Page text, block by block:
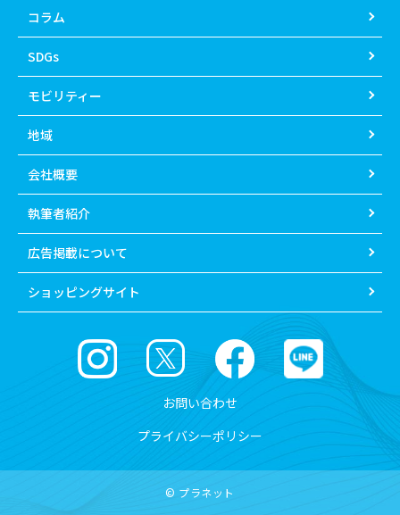
コラム
SDGs
モビリティー
地域
会社概要
執筆者紹介
広告掲載について
ショッピングサイト
お問い合わせ
プライバシーポリシー
© プラネット